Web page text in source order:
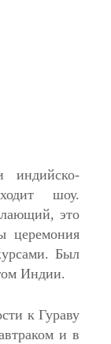
индийско-
шоу.
это
церемония
Был
Индии.
к Гураву
и в